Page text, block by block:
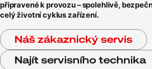
připravené k provozu – spolehlivě,
celý životní cyklus zařízení.
Náš zákaznický servis
Najít servisního technika